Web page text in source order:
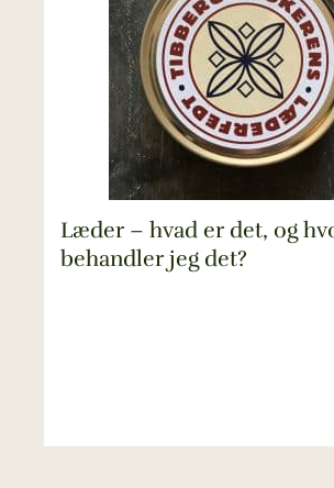
Læder – hvad er det, og
behandler jeg det?